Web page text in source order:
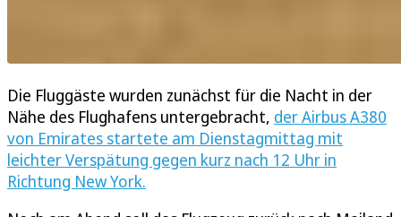
Die Fluggäste wurden zunächst für die Nacht in der
Nähe des Flughafens untergebracht, der Airbus A380
von Emirates startete am Dienstagmittag mit
leichter Verspätung gegen kurz nach 12 Uhr in
Richtung New York.